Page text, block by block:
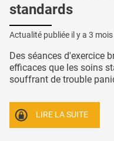
standards
Actualité publiée il y a 3
Des séances d'exercice
efficaces que les soins
souffrant de trouble
LIRE LA SUITE